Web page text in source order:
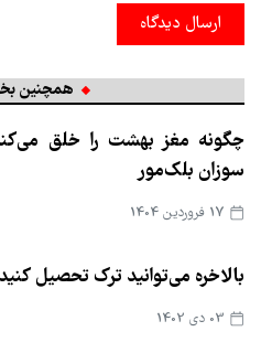
ارسال دیدگاه
همچنین
چگونه مغز بهشت را خلق
سوزان بلک‌مور
بالاخره می‌توانید ترک تحصیل کنید